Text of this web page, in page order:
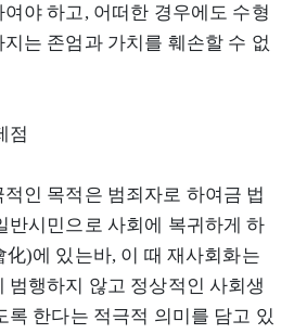
야 하고, 어떠한 경우에도 수형
는 존엄과 가치를 훼손할 수 없
점
인 목적은 범죄자로 하여금 법
반시민으로 사회에 복귀하게 하
)에 있는바, 이 때 재사회화는
범행하지 않고 정상적인 사회생
록 한다는 적극적 의미를 담고 있